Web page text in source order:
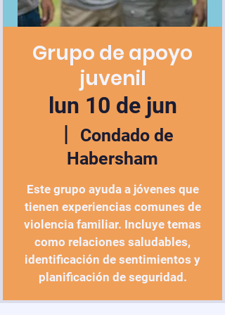
Grupo de apoyo
juvenil
lun 10 de jun
  |
Condado de
Habersham
Este grupo ayuda a jóvenes que
tienen experiencias comunes de
violencia familiar. Incluye temas
como relaciones saludables,
identificación de sentimientos y
planificación de seguridad.